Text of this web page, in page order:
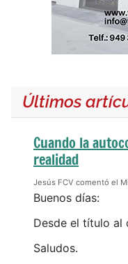
Últimos
Cuando la
realidad
Jesús FCV comentó el
Buenos días:
Desde el título al
Saludos.